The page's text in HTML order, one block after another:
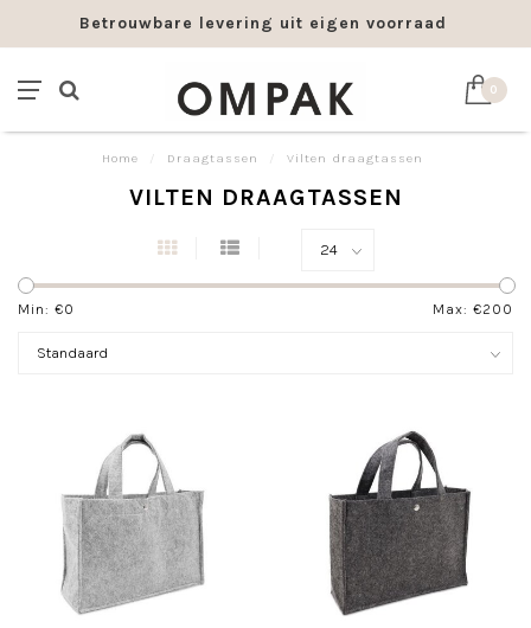
Betrouwbare levering uit eigen voorraad
0
Home Draagtassen Vilten draagtassen
VILTEN DRAAGTASSEN
Min: €0 Max: €200